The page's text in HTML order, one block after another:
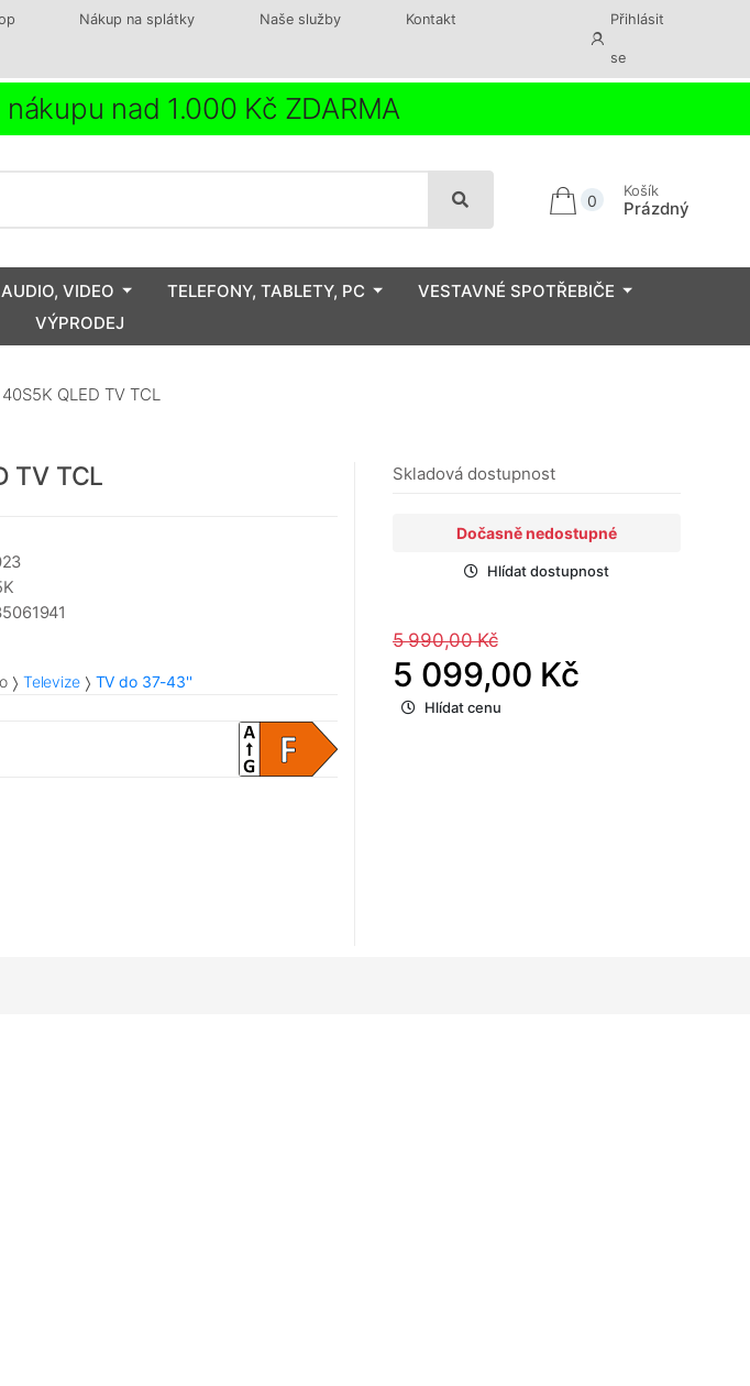
Nákup na splátky Naše služby Kontakt Přihlásit
se
nad 1.000 Kč ZDARMA
0
Košík
Prázdný
VIDEO TELEFONY, TABLETY, PC
VESTAVNÉ SPOTŘEBIČE
VÝPRODEJ
40S5K QLED TV TCL
TV TCL
Televize
TV do 37-43''
Skladová dostupnost
Dočasně nedostupné
Hlídat dostupnost
5 990,00 Kč
5 099,00 Kč
Hlídat cenu